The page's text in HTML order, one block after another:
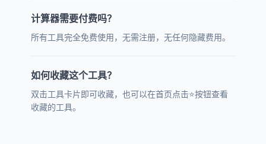
计算器需要付费吗？
所有工具完全免费使用，无需注册，无任何隐藏费用。
如何收藏这个工具？
双击工具卡片即可收藏，也可以在首页点击⭐按钮查看
收藏的工具。